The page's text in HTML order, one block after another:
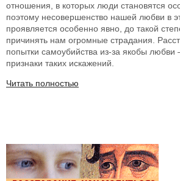
отношения, в которых люди становятся
поэтому несовершенство нашей любви в
проявляется особенно явно, до такой
причинять нам огромные страдания.
попытки самоубийства из-за якобы
признаки таких искажений.
Читать полностью